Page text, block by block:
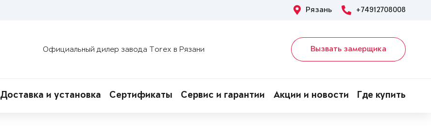
Рязань +74912708008
Официальный дилер завода Torex в Рязани Вызвать замерщика
Доставка и установка Сертификаты Сервис и гарантии Акции и новости Где купить